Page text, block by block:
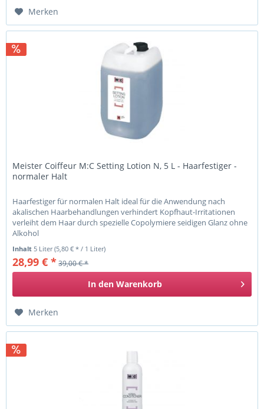
Merken
Meister Coiffeur M:C Setting Lotion N, 5 L - Haarfestiger -
normaler Halt
Haarfestiger für normalen Halt ideal für die Anwendung nach
akalischen Haarbehandlungen verhindert Kopfhaut-Irritationen
verleiht dem Haar durch spezielle Copolymiere seidigen Glanz ohne
Alkohol
Inhalt 5 Liter(5,80 € * / 1 Liter)
28,99 € *39,00 € *
In den Warenkorb
Merken